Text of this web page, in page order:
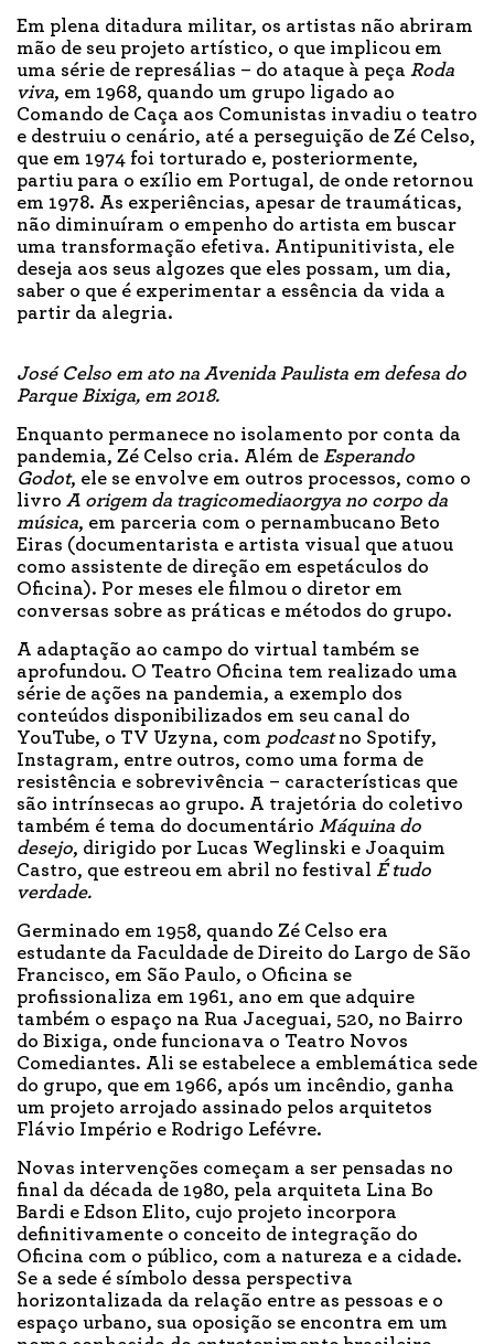
Em plena ditadura militar, os artistas não abriram
mão de seu projeto artístico, o que implicou em
uma série de represálias – do ataque à peça Roda
viva, em 1968, quando um grupo ligado ao
Comando de Caça aos Comunistas invadiu o teatro
e destruiu o cenário, até a perseguição de Zé Celso,
que em 1974 foi torturado e, posteriormente,
partiu para o exílio em Portugal, de onde retornou
em 1978. As experiências, apesar de traumáticas,
não diminuíram o empenho do artista em buscar
uma transformação efetiva. Antipunitivista, ele
deseja aos seus algozes que eles possam, um dia,
saber o que é experimentar a essência da vida a
partir da alegria.
José Celso em ato na Avenida Paulista em defesa do
Parque Bixiga, em 2018.
Enquanto permanece no isolamento por conta da
pandemia, Zé Celso cria. Além de Esperando
Godot, ele se envolve em outros processos, como o
livro A origem da tragicomediaorgya no corpo da
música, em parceria com o pernambucano Beto
Eiras (documentarista e artista visual que atuou
como assistente de direção em espetáculos do
Oficina). Por meses ele filmou o diretor em
conversas sobre as práticas e métodos do grupo.
A adaptação ao campo do virtual também se
aprofundou. O Teatro Oficina tem realizado uma
série de ações na pandemia, a exemplo dos
conteúdos disponibilizados em seu canal do
YouTube, o TV Uzyna, com podcastno Spotify,
Instagram, entre outros, como uma forma de
resistência e sobrevivência – características que
são intrínsecas ao grupo. A trajetória do coletivo
também é tema do documentário Máquina do
desejo, dirigido por Lucas Weglinski e Joaquim
Castro, que estreou em abril no festival É tudo
verdade.
Germinado em 1958, quando Zé Celso era
estudante da Faculdade de Direito do Largo de São
Francisco, em São Paulo, o Oficina se
profissionaliza em 1961, ano em que adquire
também o espaço na Rua Jaceguai, 520, no Bairro
do Bixiga, onde funcionava o Teatro Novos
Comediantes. Ali se estabelece a emblemática sede
do grupo, que em 1966, após um incêndio, ganha
um projeto arrojado assinado pelos arquitetos
Flávio Império e Rodrigo Lefévre.
Novas intervenções começam a ser pensadas no
final da década de 1980, pela arquiteta Lina Bo
Bardi e Edson Elito, cujo projeto incorpora
definitivamente o conceito de integração do
Oficina com o público, com a natureza e a cidade.
Se a sede é símbolo dessa perspectiva
horizontalizada da relação entre as pessoas e o
espaço urbano, sua oposição se encontra em um